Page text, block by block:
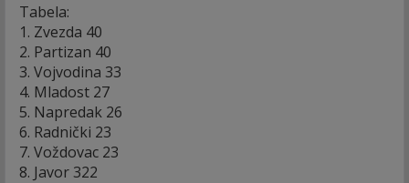
Tabela:
1. Zvezda 40
2. Partizan 40
3. Vojvodina 33
4. Mladost 27
5. Napredak 26
6. Radnički 23
7. Voždovac 23
8. Javor 322